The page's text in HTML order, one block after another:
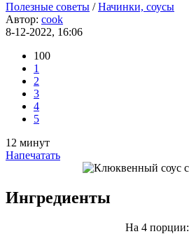
Полезные советы /Начинки, соусы
Автор: cook
8-12-2022, 16:06
100
1
2
3
4
5
12 минут
Напечатать
Ингредиенты
На 4 порции: